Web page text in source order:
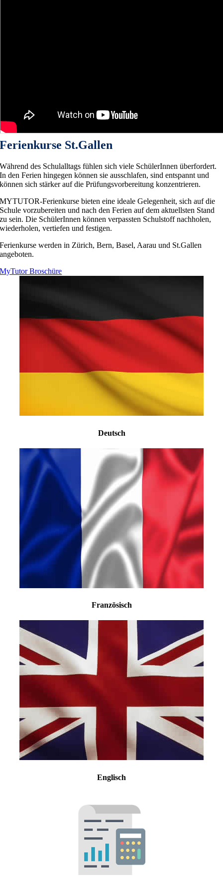
Ferienkurse St.Gallen
Während des Schulalltags fühlen sich viele SchülerInnen überfordert.
In den Ferien hingegen können sie ausschlafen, sind entspannt und
können sich stärker auf die Prüfungsvorbereitung konzentrieren.
MYTUTOR-Ferienkurse bieten eine ideale Gelegenheit, sich auf die
Schule vorzubereiten und nach den Ferien auf dem aktuellsten Stand
zu sein. Die SchülerInnen können verpassten Schulstoff nachholen,
wiederholen, vertiefen und festigen.
Ferienkurse werden in Zürich, Bern, Basel, Aarau und St.Gallen
angeboten.
MyTutor Broschüre
Deutsch
Französisch
Englisch